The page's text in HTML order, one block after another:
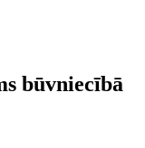
būvniecībā